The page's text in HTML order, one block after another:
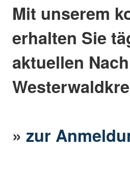
Mit unserem
erhalten Sie
aktuellen
»zur